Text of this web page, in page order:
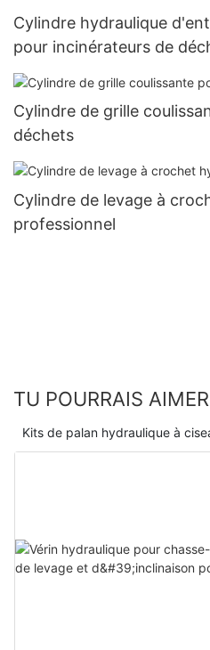
Cylindre hydraulique
pour incinérateurs de
Cylindre de grille
déchets
Cylindre de levage à
professionnel
TU POURRAIS AIMER
Kits de palan hydraulique à